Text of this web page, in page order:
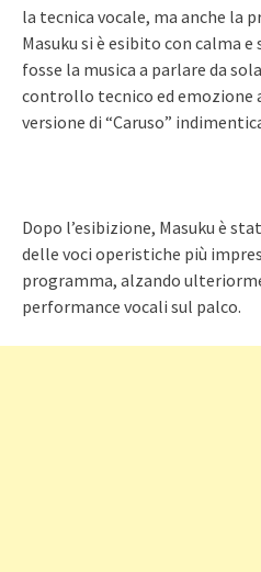
la tecnica vocale, ma anche la
Masuku si è esibito con calma e
fosse la musica a parlare da
controllo tecnico ed emozione
versione di “Caruso”
Dopo l’esibizione, Masuku è
delle voci operistiche più
programma, alzando
performance vocali sul palco.